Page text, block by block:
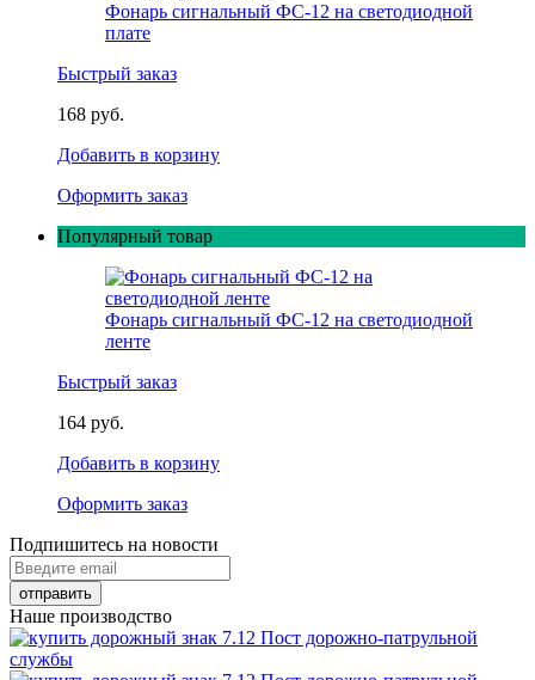
Фонарь сигнальный ФС-12 на светодиодной
плате
Быстрый заказ
168 руб.
Добавить в корзину
Оформить заказ
Популярный товар
Фонарь сигнальный ФС-12 на светодиодной
ленте
Быстрый заказ
164 руб.
Добавить в корзину
Оформить заказ
Подпишитесь на новости
Наше производство